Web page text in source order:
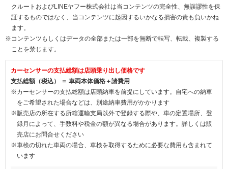
クルートおよびLINEヤフー株式会社は当コンテンツの完全性、無誤謬性を保
証するものではなく、当コンテンツに起因するいかなる損害の責も負いかね
ます。
※コンテンツもしくはデータの全部または一部を無断で転写、転載、複製する
ことを禁じます。
カーセンサーの支払総額は店頭乗り出し価格です
支払総額（税込） ＝ 車両本体価格＋諸費用
※カーセンサーの支払総額は店頭納車を前提にしています。自宅への納車
をご希望された場合などは、別途納車費用がかかります
※販売店の所在する所轄運輸支局以外で登録する際や、車の定置場所、登
録月によって、手数料や税金の額が異なる場合があります。詳しくは販
売店にお問合せください
※車検の切れた車両の場合、車検を取得するために必要な費用も含まれて
います